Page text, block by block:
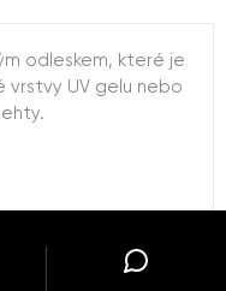
odleskem, které je
UV gelu nebo